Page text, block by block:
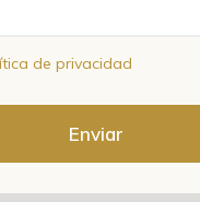
de privacidad
Enviar